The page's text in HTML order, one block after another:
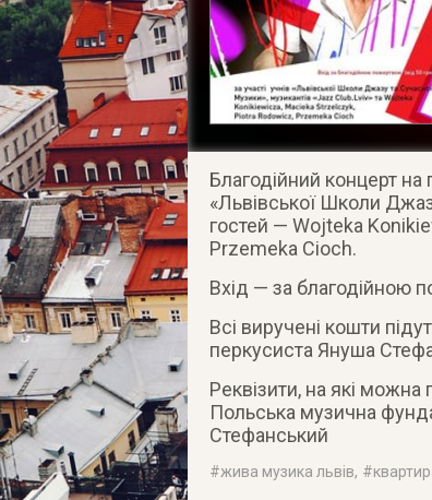
Благодійний концерт на
«Львівської Школи
гостей — Wojtekа
Przemekа Cioch.
Вхід — за благодійною
Всі виручені кошти
перкусиста Януша
Реквізити, на які можна
Польська музична
Стефанський
#жива музика львів, #